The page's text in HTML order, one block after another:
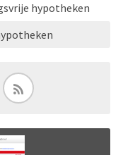
hypotheken